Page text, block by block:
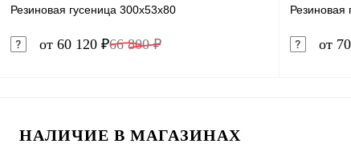
Резиновая гусеница 300x53x80
от 60 120 ₽66 800 ₽
Купить в 1 клик Сравнение
Резиновая
от
НАЛИЧИЕ В МАГАЗИНАХ